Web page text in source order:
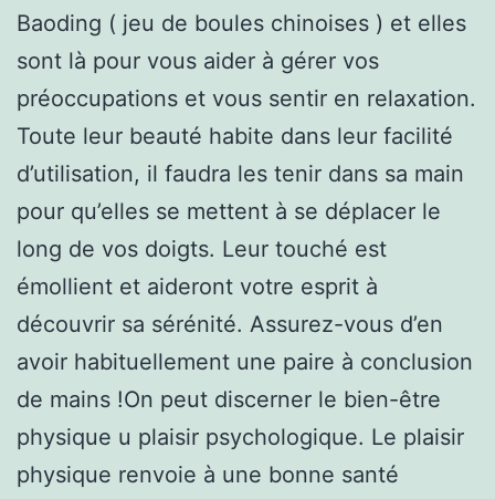
Baoding ( jeu de boules chinoises ) et elles
sont là pour vous aider à gérer vos
préoccupations et vous sentir en relaxation.
Toute leur beauté habite dans leur facilité
d’utilisation, il faudra les tenir dans sa main
pour qu’elles se mettent à se déplacer le
long de vos doigts. Leur touché est
émollient et aideront votre esprit à
découvrir sa sérénité. Assurez-vous d’en
avoir habituellement une paire à conclusion
de mains !On peut discerner le bien-être
physique u plaisir psychologique. Le plaisir
physique renvoie à une bonne santé